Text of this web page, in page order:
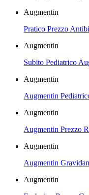
Augmentin
Pratico Prezzo
Augmentin
Subito Pediatrico
Augmentin
Augmentin
Augmentin
Augmentin Prezzo
Augmentin
Augmentin
Augmentin